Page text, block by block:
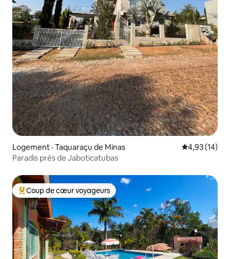
Logement · Taquaraçu de Minas Note
4,93 (14)
Paradis près de Jaboticatubas
Coup de cœur voyageurs parmi les plus aimés
Coup de cœur voyageurs